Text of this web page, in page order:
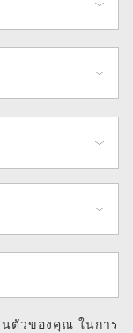
ตัวของคุณ ในการ